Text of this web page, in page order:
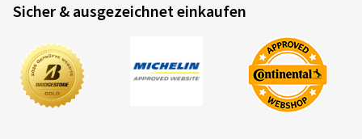
Sicher & ausgezeichnet einkaufen